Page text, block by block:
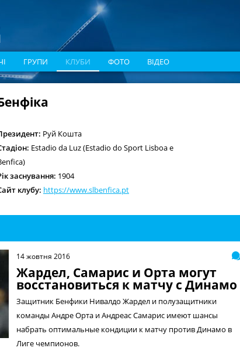
ГРУПИ КЛУБИ ФОТО ВІДЕО
Руй Кошта
Estadio da Luz (Estadio do Sport Lisboa e
заснування: 1904
клубу: https://www.slbenfica.pt
14 жовтня 2016
Жардел, Самарис и Орта могут
восстановиться к матчу с Динамо
Защитник Бенфики Нивалдо Жардел и полузащитники
команды Андре Орта и Андреас Самарис имеют шансы
набрать оптимальные кондиции к матчу против Динамо в
Лиге чемпионов.